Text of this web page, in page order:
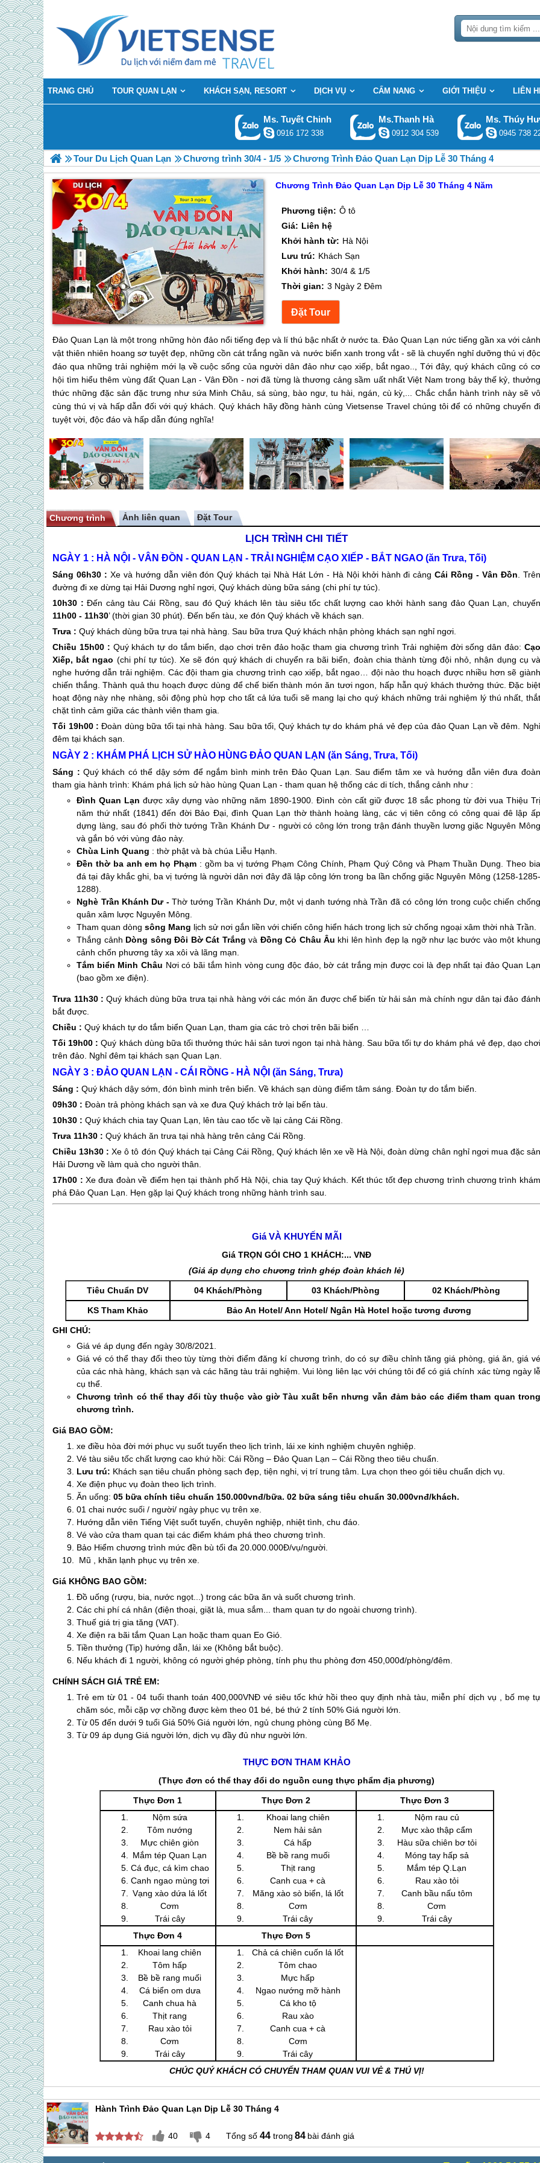
TRANG CHỦ TOUR QUAN LẠN KHÁCH SẠN, RESORT DỊCH VỤ CẨM NANG GIỚI THIỆU LIÊN
Ms. Tuyết Chinh
0916 172 338
Ms.Thanh Hà
0912 304 539
Ms. Thúy
0945 738
Tour Du Lịch Quan Lạn Chương trình 30/4 - 1/5 Chương Trình Đảo Quan Lạn Dịp Lễ 30 Tháng 4
Chương Trình Đảo Quan Lạn Dịp Lễ 30 Tháng 4 Năm
Phương tiện: Ô tô
Giá: Liên hệ
Khởi hành từ: Hà Nội
Lưu trú: Khách Sạn
Khởi hành: 30/4 & 1/5
Thời gian: 3 Ngày 2 Đêm
Đảo Quan Lạn là một trong những hòn đảo nổi tiếng đẹp và lí thú bậc nhất ở nước ta. Đảo Quan Lạn nức tiếng gần xa với cảnh
vật thiên nhiên hoang sơ tuyệt đẹp, những cồn cát trắng ngần và nước biển xanh trong vắt - sẽ là chuyến nghỉ dưỡng thú vị độc
đáo qua những trải nghiệm mới lạ về cuộc sống của người dân đảo như cạo xiếp, bắt ngao.., Tới đây, quý khách cũng có cơ
hội tìm hiểu thêm vùng đất Quan Lạn - Vân Đồn - nơi đã từng là thương cảng sầm uất nhất Việt Nam trong bảy thế kỷ, thưởng
thức những đặc sản đặc trưng như sứa Minh Châu, sá sùng, bào ngư, tu hài, ngán, cù kỳ,... Chắc chắn hành trình này sẽ vô
cùng thú vị và hấp dẫn đối với quý khách. Quý khách hãy đồng hành cùng Vietsense Travel chúng tôi để có những chuyến đi
tuyệt vời, độc đáo và hấp dẫn đúng nghĩa!
Chương trình Ảnh liên quan
LỊCH TRÌNH CHI TIẾT
NGÀY 1 : HÀ NỘI - VÂN ĐỒN -QUAN LẠN - TRẢI NGHIỆM CẠO XIẾP - BẮT NGAO (ăn Trưa, Tối)
Sáng 06h30 : Xe và hướng dẫn viên đón Quý khách tại Nhà Hát Lớn - Hà Nội khởi hành đi cảngCái Rồng - Vân Đồn . Trên
đường đi xe dừng tại Hải Dương nghỉ ngơi, Quý khách dùng bữa sáng (chi phí tự túc).
10h30 : Đến cảng tàu Cái Rồng, sau đó Quý khách lên tàu siêu tốc chất lượng cao khởi hành sang đảo Quan Lạn , chuyến
11h00 - 11h30’ (thời gian 30 phút). Đến bến tàu, xe đón Quý khách về khách sạn.
Trưa : Quý khách dùng bữa trưa tại nhà hàng. Sau bữa trưa Quý khách nhận phòng khách sạn nghỉ ngơi.
Chiều 15h00 : Quý khách tự do tắm biển, dạo chơi trên đảo hoặc tham gia chương trình Trải nghiệm đời sống dân đảo: Cạo
Xiếp, bắt ngao (chi phí tự túc). Xe sẽ đón quý khách di chuyển ra bãi biển, đoàn chia thành từng đội nhỏ, nhận dụng cụ và
nghe hướng dẫn trải nghiệm. Các đội tham gia chương trình cạo xiếp, bắt ngao… đội nào thu hoạch được nhiều hơn sẽ giành
chiến thắng. Thành quả thu hoạch được dùng để chế biến thành món ăn tươi ngon, hấp hẫn quý khách thưởng thức. Đặc biệt
hoạt động này nhẹ nhàng, sôi động phù hợp cho tất cả lứa tuổi sẽ mang lại cho quý khách những trải nghiệm lý thú nhất, thắt
chặt tình cảm giữa các thành viên tham gia.
Tối 19h00 : Đoàn dùng bữa tối tại nhà hàng. Sau bữa tối, Quý khách tự do khám phá vẻ đẹp của đảo Quan Lạn về đêm. Nghỉ
đêm tại khách sạn.
NGÀY 2 : KHÁM PHÁ LỊCH SỬ HÀO HÙNGĐẢO QUAN LẠN (ăn Sáng, Trưa, Tối)
Sáng : Quý khách có thể dậy sớm để ngắm bình minh trên Đảo Quan Lạn . Sau điểm tâm xe và hướng dẫn viên đưa đoàn
tham gia hành trình: Khám phá lịch sử hào hùngQuan Lạn - tham quan hệ thống các di tích, thắng cảnh như :
ĐìnhQuan Lạn được xây dựng vào những năm 1890-1900. Đình còn cất giữ được 18 sắc phong từ đời vua Thiệu Trị
năm thứ nhất (1841) đến đời Bảo Đại, đình Quan Lạn thờ thành hoàng làng, các vị tiên công có công quai đê lập ấp
dựng làng, sau đó phối thờ tướng Trần Khánh Dư - người có công lớn trong trận đánh thuyền lương giặc Nguyên Mông
và gắn bó với vùng đảo này.
Chùa Linh Quang : thờ phật và bà chúa Liễu Hạnh.
Đền thờ ba anh em họ Phạm : gồm ba vị tướng Phạm Công Chính, Phạm Quý Công và Phạm Thuần Dụng. Theo bia
đá tại đây khắc ghi, ba vị tướng là người dân nơi đây đã lập công lớn trong ba lần chống giặc Nguyên Mông (1258-1285-
1288).
Nghè Trần Khánh Dư -Thờ tướng Trần Khánh Dư, một vị danh tướng nhà Trần đã có công lớn trong cuộc chiến chống
quân xâm lược Nguyên Mông.
Tham quan dòngsông Mang lịch sử nơi gắn liền với chiến công hiển hách trong lịch sử chống ngoại xâm thời nhà Trần.
Thắng cảnh Dòng sông Đôi Bờ Cát Trắng và Đồng Cỏ Châu Âu khi lên hình đẹp lạ ngỡ như lạc bước vào một khung
cảnh chốn phương tây xa xôi và lãng mạn.
Tắm biển Minh Châu Nơi có bãi tắm hình vòng cung độc đáo, bờ cát trắng mịn được coi là đẹp nhất tại đảo Quan Lạn
(bao gồm xe điện).
Trưa 11h30 : Quý khách dùng bữa trưa tại nhà hàng với các món ăn được chế biến từ hải sản mà chính ngư dân tại đảo đánh
bắt được.
Chiều :Quý khách tự do tắm biểnQuan Lạn , tham gia các trò chơi trên bãi biển …
Tối 19h00 : Quý khách dùng bữa tối thưởng thức hải sản tươi ngon tại nhà hàng. Sau bữa tối tự do khám phá vẻ đẹp, dạo chơi
trên đảo. Nghỉ đêm tại khách sạnQuan Lạn
NGÀY 3 :ĐẢO QUAN LẠN - CÁI RỒNG - HÀ NỘI (ăn Sáng, Trưa)
Sáng :Quý khách dậy sớm, đón bình minh trên biển. Về khách sạn dùng điểm tâm sáng. Đoàn tự do tắm biển.
09h30 : Đoàn trả phòng khách sạn và xe đưa Quý khách trở lại bến tàu.
10h30 : Quý khách chia tayQuan Lạn , lên tàu cao tốc về lại cảng Cái Rồng.
Trưa 11h30 : Quý khách ăn trưa tại nhà hàng trên cảng Cái Rồng.
Chiều 13h30 : Xe ô tô đón Quý khách tại Cảng Cái Rồng, Quý khách lên xe về Hà Nội, đoàn dừng chân nghỉ ngơi mua đặc sản
Hải Dương về làm quà cho người thân.
17h00 : Xe đưa đoàn về điểm hẹn tại thành phố Hà Nội, chia tay Quý khách. Kết thúc tốt đẹp chương trình chương trình khám
pháĐảo Quan Lạn . Hẹn gặp lại Quý khách trong những hành trình sau.
Giá VÀ KHUYẾN MÃI
Giá TRỌN GÓI CHO 1 KHÁCH:... VNĐ
(Giá áp dụng cho chương trình ghép đoàn khách lẻ)
Tiêu Chuẩn DV 04 Khách/Phòng 03 Khách/Phòng 02 Khách/Phòng
KS Tham Khảo Bảo An Hotel/ Ann Hotel/ Ngân Hà Hotel hoặc tương đương
GHI CHÚ:
Giá vé áp dụng đến ngày 30/8/2021.
Giá vé có thể thay đổi theo tùy từng thời điểm đăng kí chương trình, do có sự điều chỉnh tăng giá phòng, giá ăn, giá vé
của các nhà hàng, khách sạn và các hãng tàu trải nghiệm. Vui lòng liên lạc với chúng tôi để có giá chính xác từng ngày lễ
cụ thể.
Chương trình có thể thay đổi tùy thuộc vào giờ Tàu xuất bến nhưng vẫn đảm bảo các điểm tham quan trong
chương trình.
Giá BAO GỒM:
xe điều hòa đời mới phục vụ suốt tuyến theo lịch trình, lái xe kinh nghiệm chuyên nghiệp.
Vé tàu siêu tốc chất lượng cao khứ hồi: Cái Rồng –Đảo Quan Lạn – Cái Rồng theo tiêu chuẩn.
Lưu trú: Khách sạn tiêu chuẩn phòng sạch đẹp, tiện nghi, vị trí trung tâm. Lựa chọn theo gói tiêu chuẩn dịch vụ.
Xe điện phục vụ đoàn theo lịch trình.
Ăn uống:05 bữa chính tiêu chuẩn 150.000vnđ/bữa. 02 bữa sáng tiêu chuẩn 30.000vnđ/khách.
01 chai nước suối / người/ ngày phục vụ trên xe.
Hướng dẫn viên Tiếng Việt suốt tuyến, chuyên nghiệp, nhiệt tình, chu đáo.
Vé vào cửa tham quan tại các điểm khám phá theo chương trình.
Bảo Hiểm chương trình mức đền bù tối đa 20.000.000Đ/vụ/người.
Mũ , khăn lạnh phục vụ trên xe.
Giá KHÔNG BAO GỒM:
Đồ uống (rượu, bia, nước ngọt...) trong các bữa ăn và suốt chương trình.
Các chi phí cá nhân (điện thoại, giặt là, mua sắm... tham quan tự do ngoài chương trình).
Thuế giá trị gia tăng (VAT).
Xe điện ra bãi tắmQuan Lạn hoặc tham quan Eo Gió.
Tiền thưởng (Tip) hướng dẫn, lái xe (Không bắt buộc).
Nếu khách đi 1 người, không có người ghép phòng, tính phụ thu phòng đơn 450,000đ/phòng/đêm.
CHÍNH SÁCH GIÁ TRẺ EM:
Trẻ em từ 01 - 04 tuổi thanh toán 400,000VNĐ vé siêu tốc khứ hồi theo quy định nhà tàu, miễn phí dịch vụ , bố mẹ tự
chăm sóc, mỗi cặp vợ chồng được kèm theo 01 bé, bé thứ 2 tính 50% Giá người lớn.
Từ 05 đến dưới 9 tuổi Giá 50% Giá người lớn, ngủ chung phòng cùng Bố Mẹ.
Từ 09 áp dụng Giá người lớn, dịch vụ đầy đủ như người lớn.
THỰC ĐƠN THAM KHẢO
(Thực đơn có thể thay đổi do nguồn cung thực phẩm địa phương)
Thực Đơn 1 Thực Đơn 2
Thực Đơn 3
Nộm sứa
Tôm nướng
Mực chiên giòn
Mắm tép Quan Lạn
Cá đục, cá kìm chao
Canh ngao mùng tơi
Vạng xào dứa lá lốt
Cơm
Trái cây
Khoai lang chiên
Nem hải sản
Cá hấp
Bề bề rang muối
Thịt rang
Canh cua + cà
Măng xào sò biển, lá lốt
Cơm
Trái cây
Nộm rau củ
Mực xào thập cẩm
Hàu sữa chiên bơ tỏi
Móng tay hấp sả
Mắm tép Q.Lạn
Rau xào tỏi
Canh bầu nấu tôm
Cơm
Trái cây
Thực Đơn 4
Thực Đơn 5
Khoai lang chiên
Tôm hấp
Bề bề rang muối
Cá biển om dưa
Canh chua hà
Thịt rang
Rau xào tỏi
Cơm
Trái cây
Chả cá chiên cuốn lá lốt
Tôm chao
Mực hấp
Ngao nướng mỡ hành
Cá kho tộ
Rau xào
Canh cua + cà
Cơm
Trái cây
CHÚC QUÝ KHÁCH CÓ CHUYẾN THAM QUAN VUI VẺ & THÚ VỊ!
Hành Trình Đảo Quan Lạn Dịp Lễ 30 Tháng 4
40 4 44 84 bài đánh giá